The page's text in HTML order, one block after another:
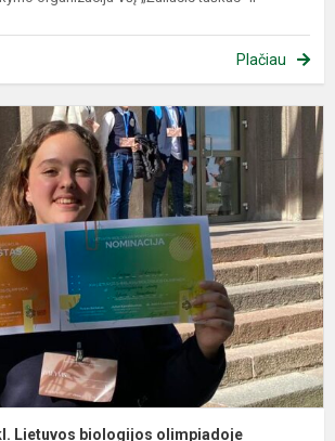
Plačiau
Lietuvos biologijos olimpiadoje